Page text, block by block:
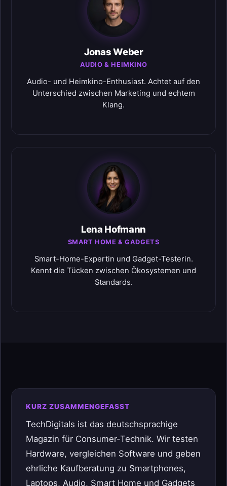
Jonas Weber
AUDIO & HEIMKINO
Audio- und Heimkino-Enthusiast. Achtet auf den
Unterschied zwischen Marketing und echtem
Klang.
Lena Hofmann
SMART HOME & GADGETS
Smart-Home-Expertin und Gadget-Testerin.
Kennt die Tücken zwischen Ökosystemen und
Standards.
KURZ ZUSAMMENGEFASST
TechDigitals ist das deutschsprachige
Magazin für Consumer-Technik. Wir testen
Hardware, vergleichen Software und geben
ehrliche Kaufberatung zu Smartphones,
Laptops, Audio, Smart Home und Gadgets